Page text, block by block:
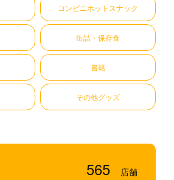
コンビニホットスナック
缶詰・保存食
書籍
その他グッズ
565